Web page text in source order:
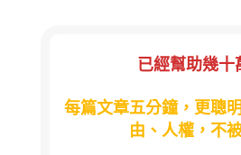
已經幫助幾十
每篇文章五分鐘，更聰
由、人權，不